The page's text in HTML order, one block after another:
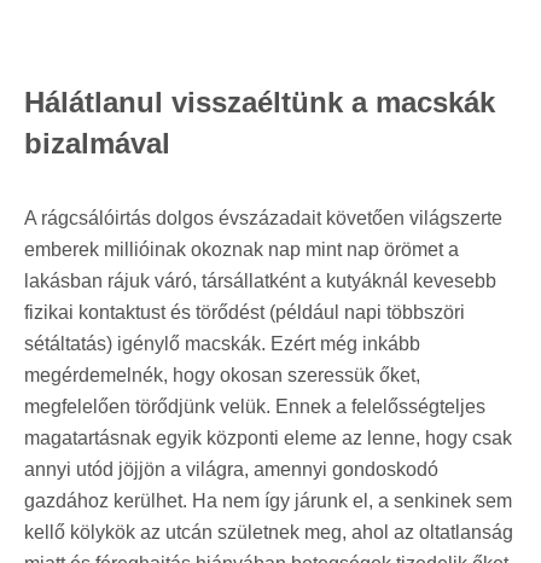
Hálátlanul visszaéltünk a macskák
bizalmával
A rágcsálóirtás dolgos évszázadait követően világszerte
emberek millióinak okoznak nap mint nap örömet a
lakásban rájuk váró, társállatként a kutyáknál kevesebb
fizikai kontaktust és törődést (például napi többszöri
sétáltatás) igénylő macskák. Ezért még inkább
megérdemelnék, hogy okosan szeressük őket,
megfelelően törődjünk velük. Ennek a felelősségteljes
magatartásnak egyik központi eleme az lenne, hogy csak
annyi utód jöjjön a világra, amennyi gondoskodó
gazdához kerülhet. Ha nem így járunk el, a senkinek sem
kellő kölykök az utcán születnek meg, ahol az oltatlanság